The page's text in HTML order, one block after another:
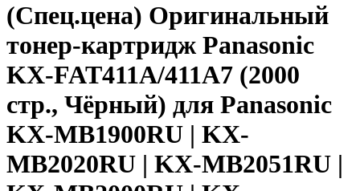
(Спец.цена) Оригинальный
тонер-картридж Panasonic
KX-FAT411A/411A7 (2000
стр., Чёрный) для Panasonic
KX-MB1900RU | KX-
MB2020RU | KX-MB2051RU |